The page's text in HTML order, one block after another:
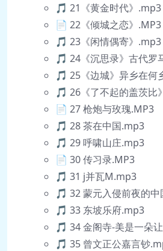
🎵 21《黄金时代》.mp3
📄 22《倾城之恋》.MP3
🎵 23《闲情偶寄》.mp3
🎵 24《沉思录》古代罗
🎵 25《边城》异乡在何
🎵 26《了不起的盖茨比
📄 27 枪炮与玫瑰.MP3
🎵 28 茶在中国.mp3
🎵 29 呼啸山庄.mp3
📄 30 传习录.MP3
🎵 31 j并瓦M.mp3
🎵 32 蒙元入侵前夜的
🎵 33 东坡乐府.mp3
🎵 34 金阁寺-美是一朵
🎵 35 曾文正公嘉言钞